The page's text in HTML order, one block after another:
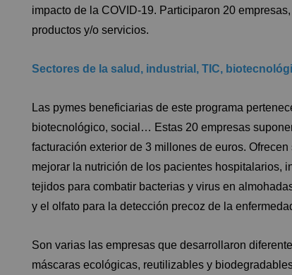
impacto de la COVID-19. Participaron 20
productos y/o servicios.
Sectores de la salud, industrial, TIC,
Las pymes beneficiarias de este programa
biotecnológico, social… Estas 20 empresas
facturación exterior de 3 millones de euros.
mejorar la nutrición de los pacientes hospitalarios,
tejidos para combatir bacterias y virus en
y el olfato para la detección precoz de la
Son varias las empresas que desarrollaron
máscaras ecológicas, reutilizables y